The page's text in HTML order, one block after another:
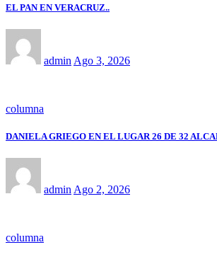
EL PAN EN VERACRUZ..
admin Ago 3, 2026
columna
DANIELA GRIEGO EN EL LUGAR 26 DE 32
adminAgo 2, 2026
columna